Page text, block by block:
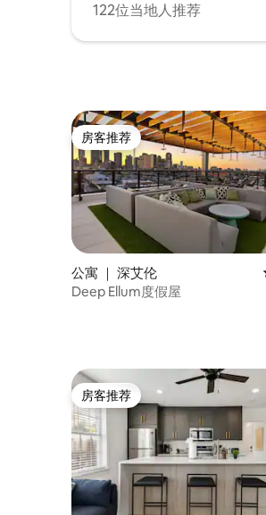
122位当地人推荐
房客推荐
房客推荐
公寓 ｜ 深艾伦
Deep Ellum度假屋
房客推荐
房客推荐